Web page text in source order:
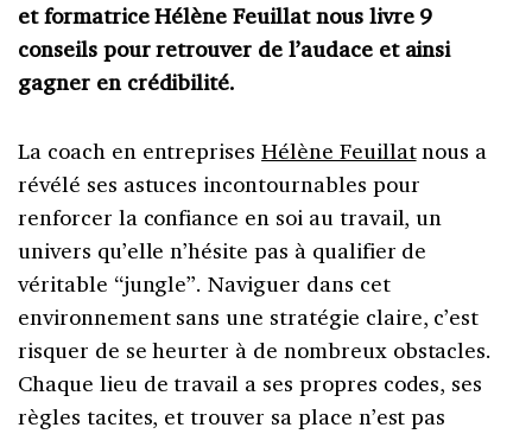
et formatrice Hélène Feuillat nous livre 9
conseils pour retrouver de l’audace et ainsi
gagner en crédibilité.
La coach en entreprisesHélène Feuillatnous a
révélé ses astuces incontournables pour
renforcer la confiance en soi au travail, un
univers qu’elle n’hésite pas à qualifier de
véritable “jungle”. Naviguer dans cet
environnement sans une stratégie claire, c’est
risquer de se heurter à de nombreux obstacles.
Chaque lieu de travail a ses propres codes, ses
règles tacites, et trouver sa place n’est pas